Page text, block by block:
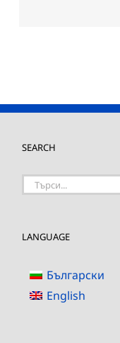
SEARCH
Търсене
LANGUAGE
Български
English